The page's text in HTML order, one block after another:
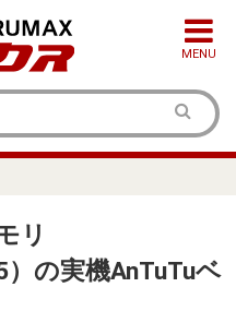
MENU
リ
）の実機AnTuTuベ